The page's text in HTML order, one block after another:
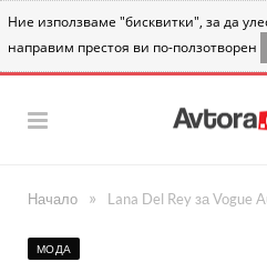
Ние използваме "бисквитки", за да
направим престоя ви по-ползотворен
Начало » Lana Del Rey за Vogue
МОДА